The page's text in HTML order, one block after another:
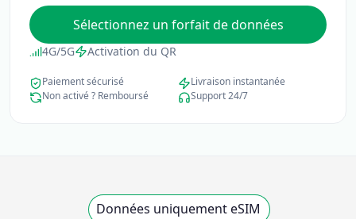
Sélectionnez un forfait de données
4G/5G Activation du QR
Paiement sécurisé
Livraison instantanée
Non activé ? Remboursé
Support 24/7
Données uniquement eSIM